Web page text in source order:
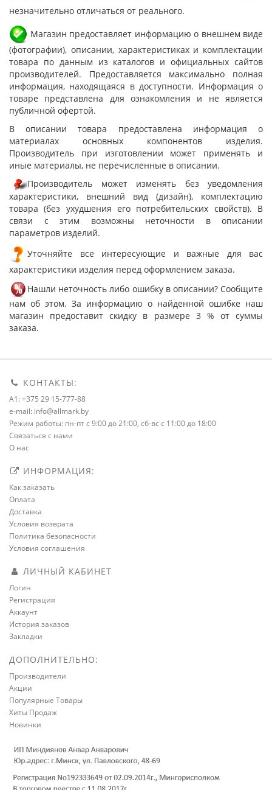
незначительно отличаться от реального.
Магазин предоставляет информацию о внешнем виде
(фотографии), описании, характеристиках и комплектации
товара по данным из каталогов и официальных сайтов
производителей. Предоставляется максимально полная
информация, находящаяся в доступности. Информация о
товаре представлена для ознакомления и не является
публичной офертой.
В описании товара предоставлена информация о
материалах основных компонентов изделия.
Производитель при изготовлении может применять и
иные материалы, не перечисленные в описании.
Производитель может изменять без уведомления
характеристики, внешний вид (дизайн), комплектацию
товара (без ухудшения его потребительских свойств). В
связи с этим возможны неточности в описании
параметров изделий.
Уточняйте все интересующие и важные для вас
характеристики изделия перед оформлением заказа.
Нашли неточность либо ошибку в описании? Сообщите
нам об этом. За информацию о найденной ошибке наш
магазин предоставит скидку в размере 3 % от суммы
заказа.
КОНТАКТЫ:
A1: +375 29 15-777-88
e-mail: info@allmark.by
Режим работы: пн-пт с 9:00 до 21:00, сб-вс с 11:00 до 18:00
Связаться с нами
О нас
ИНФОРМАЦИЯ:
Как заказать
Оплата
Доставка
Условия возврата
Политика безопасности
Условия соглашения
ЛИЧНЫЙ КАБИНЕТ
Логин
Регистрация
Аккаунт
История заказов
Закладки
ДОПОЛНИТЕЛЬНО:
Производители
Акции
Популярные Товары
Хиты Продаж
Новинки